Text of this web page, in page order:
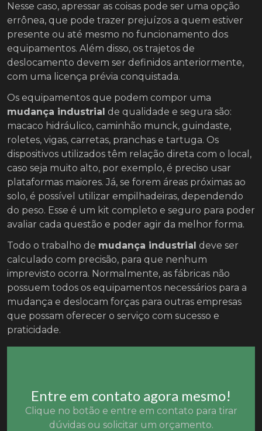
Nesse caso, apressar as coisas pode ser uma opção
errônea, que pode trazer prejuízos a quem estiver
presente ou até mesmo no funcionamento dos
equipamentos. Além disso, os trajetos de
deslocamento devem ser definidos anteriormente,
com uma licença prévia conquistada.
Os equipamentos que podem compor uma
mudança industrial de qualidade e segura são:
macaco hidráulico, caminhão munck, guindaste,
roletes, vigas, carretas, pranchas e tartuga. Os
dispositivos utilizados têm relação direta com o local,
caso seja muito alto, por exemplo, é preciso usar
plataformas maiores. Já, se forem áreas próximas ao
solo, é possível utilizar empilhadeiras, dependendo
do peso. Esse é um kit completo e seguro para poder
avaliar cada questão e poder agir da melhor forma.
Todo o trabalho de mudança industrial deve ser
calculado com precisão, para que nenhum
imprevisto ocorra. Normalmente, as fábricas não
possuem todos os equipamentos necessários para a
mudança e deslocam forças para outras empresas
que possam oferecer o serviço com sucesso e
praticidade.
Entre em contato agora mesmo!
Clique no botão e entre em contato para tirar
dúvidas ou solicitar um orçamento.